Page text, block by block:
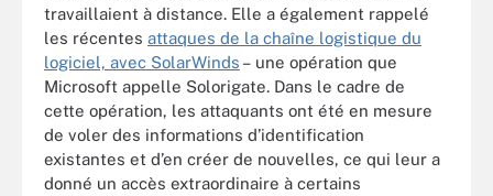
travaillaient à distance. Elle a également rappelé
les récentes attaques de la chaîne logistique du
logiciel, avec SolarWinds – une opération que
Microsoft appelle Solorigate. Dans le cadre de
cette opération, les attaquants ont été en mesure
de voler des informations d’identification
existantes et d’en créer de nouvelles, ce qui leur a
donné un accès extraordinaire à certains